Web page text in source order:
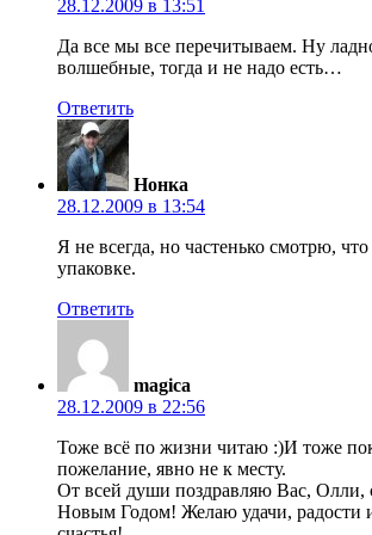
28.12.2009 в 13:51
Да все мы все перечитываем. Ну
волшебные, тогда и не надо есть…
Ответить
Нонка
28.12.2009 в 13:54
Я не всегда, но частенько смотрю,
упаковке.
Ответить
magica
28.12.2009 в 22:56
Тоже всё по жизни читаю :)И тоже
пожелание, явно не к месту.
От всей души поздравляю Вас,
Новым Годом! Желаю удачи,